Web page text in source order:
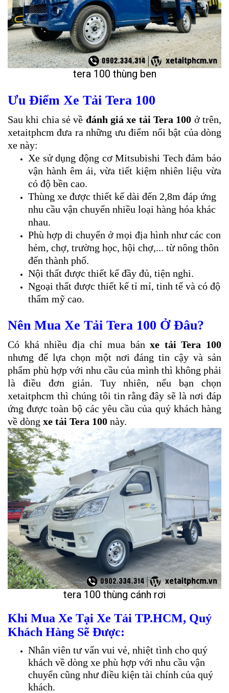
tera 100 thùng ben
Ưu Điểm Xe Tải Tera 100
Sau khi chia sẻ về đánh giá xe tải Tera 100 ở trên,
xetaitphcm đưa ra những ưu điểm nổi bật của dòng
xe này:
Xe sử dụng động cơ Mitsubishi Tech đảm bảo
vận hành êm ái, vừa tiết kiệm nhiên liệu vừa
có độ bền cao.
Thùng xe được thiết kế dài đến 2,8m đáp ứng
nhu cầu vận chuyển nhiều loại hàng hóa khác
nhau.
Phù hợp di chuyển ở mọi địa hình như các con
hẻm, chợ, trường học, hội chợ,... từ nông thôn
đến thành phố.
Nội thất được thiết kế đầy đủ, tiện nghi.
Ngoại thất được thiết kế tỉ mỉ, tinh tế và có độ
thẩm mỹ cao.
Nên Mua Xe Tải Tera 100 Ở Đâu?
Có khá nhiều địa chỉ mua bánxe tải Tera 100
nhưng để lựa chọn một nơi đáng tin cậy và sản
phẩm phù hợp với nhu cầu của mình thì không phải
là điều đơn giản. Tuy nhiên, nếu bạn chọn
xetaitphcm thì chúng tôi tin rằng đây sẽ là nơi đáp
ứng được toàn bộ các yêu cầu của quý khách hàng
về dòng xe tải Tera 100 này.
tera 100 thùng cánh rơi
Khi Mua Xe Tại Xe Tải TP.HCM, Quý
Khách Hàng Sẽ Được:
Nhân viên tư vấn vui vẻ, nhiệt tình cho quý
khách về dòng xe phù hợp với nhu cầu vận
chuyển cũng như điều kiện tài chính của quý
khách.